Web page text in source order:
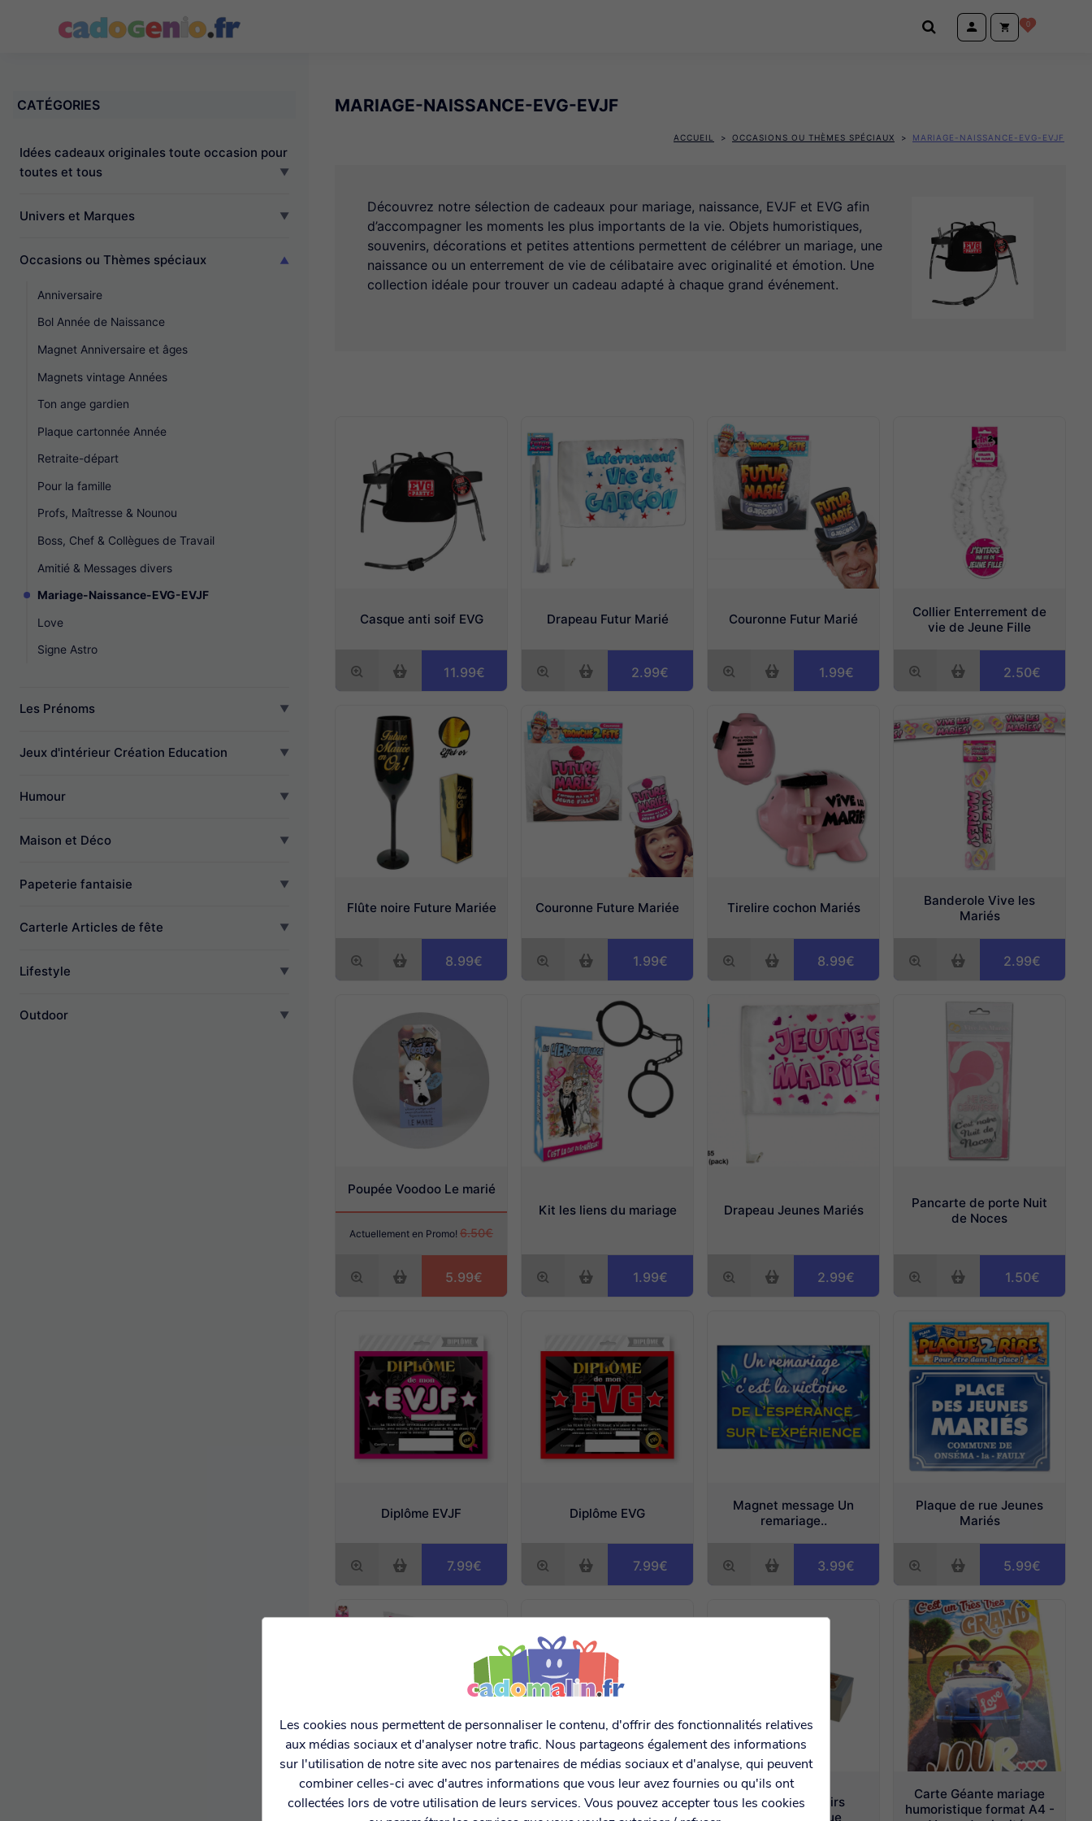
Cadogenio.fr 0
CATÉGORIES
Idées cadeaux originales toute occasion pour
toutes et tous
Univers et Marques
Occasions ou Thèmes spéciaux
Anniversaire
Bol Année de Naissance
Magnet Anniversaire et âges
Magnets vintage Années
Ton ange gardien
Plaque cartonnée Année
Retraite-départ
Pour la famille
Profs, Maîtresse & Nounou
Boss, Chef & Collègues de Travail
Amitié & Messages divers
Mariage-Naissance-EVG-EVJF
Love
Signe Astro
Les Prénoms
Jeux d'intérieur Création Education
Humour
Maison et Déco
Papeterie fantaisie
CarterIe Articles de fête
Lifestyle
Outdoor
MARIAGE-NAISSANCE-EVG-EVJF
ACCUEIL OCCASIONS OU THÈMES SPÉCIAUX MARIAGE-NAISSANCE-EVG-EVJF
Découvrez notre sélection de cadeaux pour mariage, naissance, EVJF et EVG afin
d’accompagner les moments les plus importants de la vie. Objets humoristiques,
souvenirs, décorations et petites attentions permettent de célébrer un mariage, une
naissance ou un enterrement de vie de célibataire avec originalité et émotion. Une
collection idéale pour trouver un cadeau adapté à chaque grand événement.
Casque anti soif EVG
11.99€
Drapeau Futur Marié
2.99€
Couronne Futur Marié
1.99€
Collier Enterrement de
vie de Jeune Fille
2.50€
Flûte noire Future Mariée
8.99€
Couronne Future Mariée
1.99€
Tirelire cochon Mariés
8.99€
Banderole Vive les
Mariés
2.99€
Poupée Voodoo Le marié
Actuellement en Promo! 6.50€
5.99€
Kit les liens du mariage
1.99€
Drapeau Jeunes Mariés
2.99€
Pancarte de porte Nuit
de Noces
1.50€
Diplôme EVJF
7.99€
Diplôme EVG
7.99€
Magnet message Un
remariage..
3.99€
Plaque de rue Jeunes
Mariés
5.99€
Drapeau des Mariés
Boîte à souvenirs
d'enfance rose
Boîte à souvenirs
d'enfance bleue
Carte Géante mariage
humoristique format A4 -
Les cookies nous permettent de personnaliser le contenu, d'offrir des fonctionnalités relatives
aux médias sociaux et d'analyser notre trafic. Nous partageons également des informations
sur l'utilisation de notre site avec nos partenaires de médias sociaux et d'analyse, qui peuvent
combiner celles-ci avec d'autres informations que vous leur avez fournies ou qu'ils ont
collectées lors de votre utilisation de leurs services. Vous pouvez accepter tous les cookies